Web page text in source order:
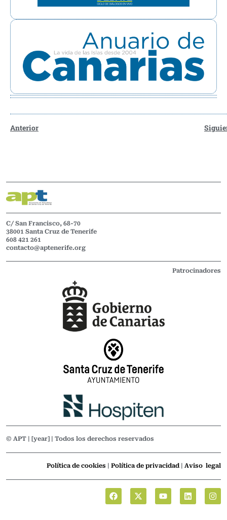
Anterior
C/ San Francisco, 68-70
38001 Santa Cruz de Tenerife
608 421 261
contacto@aptenerife.org
Patrocinadores
© APT | [year] | Todos los derechos reservados
Política de cookies Política de privacidad Aviso legal